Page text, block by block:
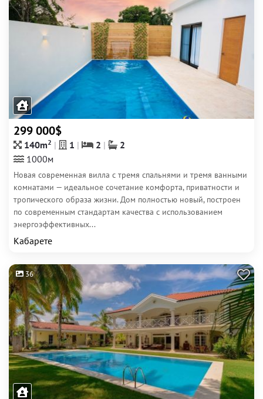
299 000$
140m2 1 2
2
1000м
Новая современная вилла с тремя спальнями и тремя ванными
комнатами — идеальное сочетание комфорта, приватности и
тропического образа жизни. Дом полностью новый, построен
по современным стандартам качества с использованием
энергоэффективных...
Кабарете
36